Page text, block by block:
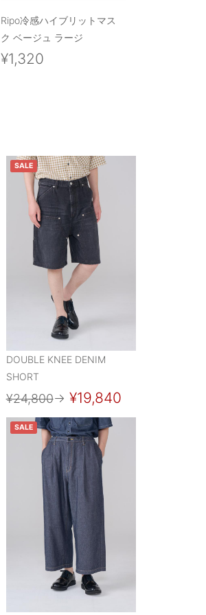
Ripo冷感ハイブリットマス
ク ベージュ ラージ
¥1,320
SALE
DOUBLE KNEE DENIM
SHORT
¥24,800→ ¥19,840
SALE